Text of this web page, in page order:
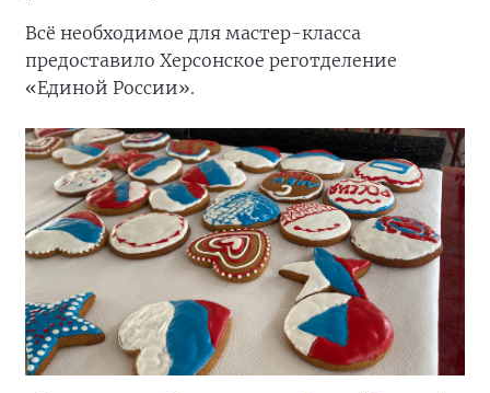
Всё необходимое для мастер-класса
предоставило Херсонское реготделение
«Единой России».